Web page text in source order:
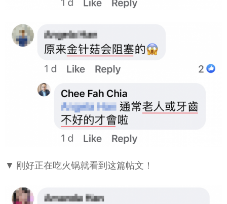
▼ 刚好正在吃火锅就看到这篇帖文！